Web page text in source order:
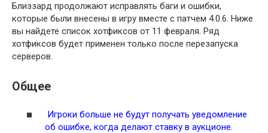
Близзард продолжают исправлять баги и ошибки,
которые были внесены в игру вместе с патчем 4.0.6. Ниже
вы найдете список хотфиксов от 11 февраля. Ряд
хотфиксов будет применен только после перезапуска
серверов.
Общее
Игроки больше не будут получать уведомление
об ошибке, когда делают ставку в аукционе.